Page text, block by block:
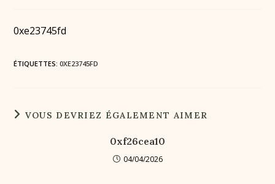
0xe23745fd
ÉTIQUETTES:0XE23745FD
VOUS DEVRIEZ ÉGALEMENT AIMER
0xf26cea10
04/04/2026